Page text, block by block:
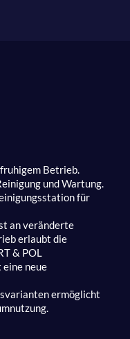
Betrieb.
und Wartung.
für
an veränderte
erlaubt die
& POL
neue
ermöglicht